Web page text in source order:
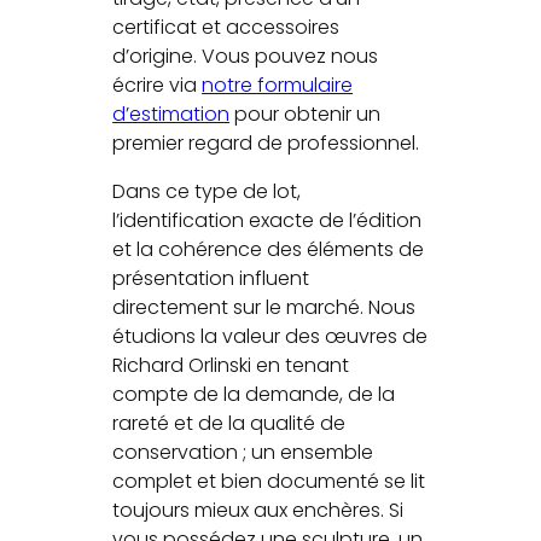
certificat et accessoires
d’origine. Vous pouvez nous
écrire vianotre formulaire
d’estimation pour obtenir un
premier regard de professionnel.
Dans ce type de lot,
l’identification exacte de l’édition
et la cohérence des éléments de
présentation influent
directement sur le marché. Nous
étudions la valeur des œuvres de
Richard Orlinski en tenant
compte de la demande, de la
rareté et de la qualité de
conservation ; un ensemble
complet et bien documenté se lit
toujours mieux aux enchères. Si